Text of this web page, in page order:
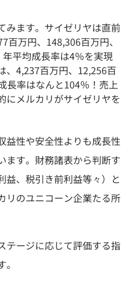
みます。サイゼリヤは直前
百万円、148,306百万円、
平均成長率は4％を実現
、4,237百万円、12,256百
長率はなんと104％！売上
にメルカリがサイゼリヤを
益性や安全性よりも成長性
ます。財務諸表から判断す
益、税引き前利益等々）と
リのユニコーン企業たる所
テージに応じて評価する指